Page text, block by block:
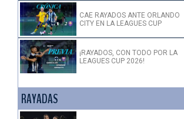
CAE RAYADOS ANTE ORLANDO
CITY EN LA LEAGUES CUP
¡RAYADOS, CON TODO POR LA
LEAGUES CUP 2026!
RAYADAS